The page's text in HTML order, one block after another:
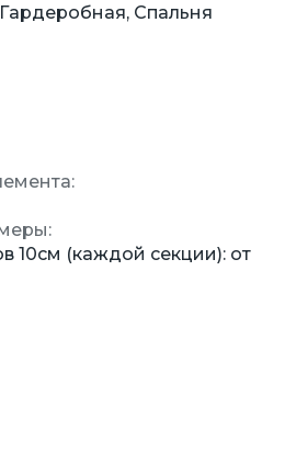
Спальня
10см (каждой секции): от